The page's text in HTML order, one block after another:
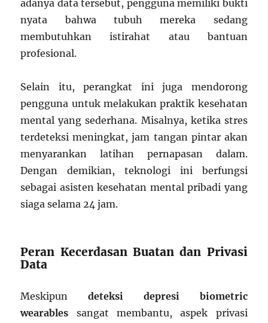
adanya data tersebut, pengguna memiliki bukti
nyata bahwa tubuh mereka sedang
membutuhkan istirahat atau bantuan
profesional.
Selain itu, perangkat ini juga mendorong
pengguna untuk melakukan praktik kesehatan
mental yang sederhana. Misalnya, ketika stres
terdeteksi meningkat, jam tangan pintar akan
menyarankan latihan pernapasan dalam.
Dengan demikian, teknologi ini berfungsi
sebagai asisten kesehatan mental pribadi yang
siaga selama 24 jam.
Peran Kecerdasan Buatan dan Privasi
Data
Meskipundeteksi depresi biometric
wearables sangat membantu, aspek privasi